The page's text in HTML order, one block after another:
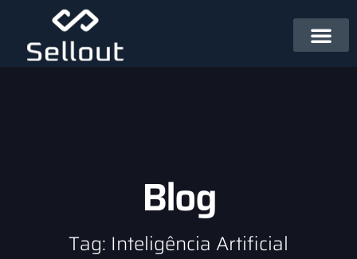
Blog
Tag: Inteligência Artificial